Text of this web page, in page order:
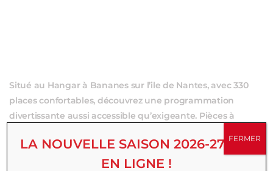
Situé au Hangar à Bananes sur l’ile de Nantes, avec 330
places confortables, découvrez une programmation
divertissante aussi accessible qu’exigeante. Pièces à
familiaux, d’humour ou d’improvisation, multipliez vos
émotions toute la saison au Théâtre 100 Noms.
LA NOUVELLE SAISON 2026-27 EST
EN LIGNE !
FERMER